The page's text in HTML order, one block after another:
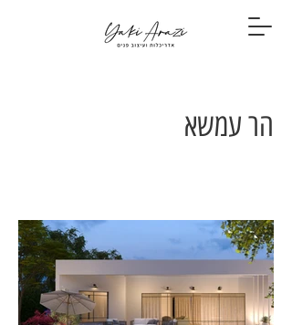
הר עמשא